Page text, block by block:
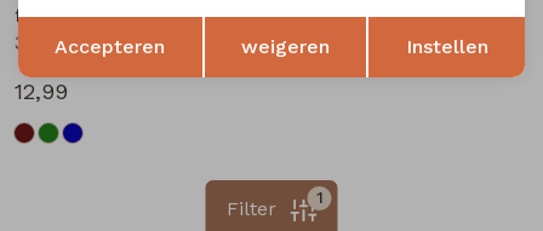
flinq newborn
3312201 W20304 baby jongens lange broek Marine
12,99
1
Filter
Terug Opslaan
Accepteren weigeren Instellen